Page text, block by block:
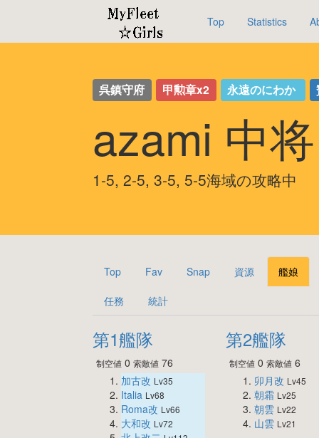
Top Statistics
呉鎮守府 甲勲章x2 永遠のにわか
azami 中
1-5, 2-5, 3-5, 5-5海域の攻略中
Top Fav Snap 資源 艦娘
任務 統計
第1艦隊
制空値 0 索敵値 76
加古改 Lv35
Italia Lv68
Roma改 Lv66
大和改 Lv72
第2艦隊
制空値 0索敵値 6
卯月改 Lv45
朝霜 Lv25
朝雲 Lv22
山雲 Lv21